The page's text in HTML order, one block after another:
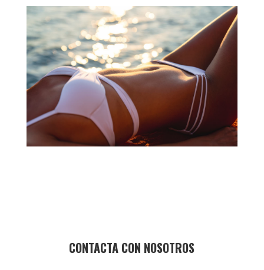
CONTACTA CON NOSOTROS